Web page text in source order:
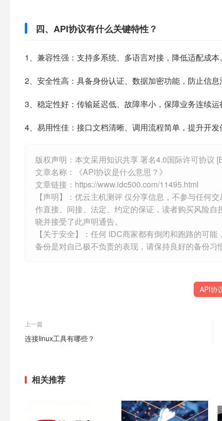
四、API协议有什么关键特性？​
1、兼容性强：支持多系统、多语言对接，降低适配成本
2、安全性高：具备身份认证、数据加密功能，防止信息
3、稳定性好：传输延迟低、故障率小，保障业务连续运
4、易用性佳：接口文档清晰、调用流程简单，提升开发
版权声明：本文采用知识共享 署名4.0国际许可协议
文章名称：《API协议是什么意思？》
文章链接： https://www.idc500.com/11495.html
【声明】：优云主机测评 仅分享信息，不参与任何
作直接、间接、法定、约定的保证，读者购买风险
晓并接受了此声明通告。
【关于安全】：任何 IDC商家都有倒闭和跑路的可
备份是对自己极不负责的表现，请保持良好的备份习
API协
上一篇
连接linux工具有哪些？
相关推荐